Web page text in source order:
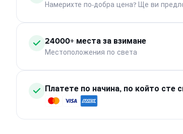
Намерихте по-добра цена? Ще ви
24000+ места за взимане
Местоположения по света
Платете по начина, по който сте